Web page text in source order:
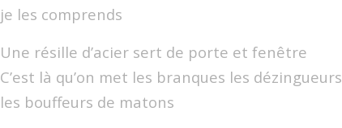
je les comprends
Une résille d’acier sert de porte et fenêtre
C’est là qu’on met les branques les dézingueurs
les bouffeurs de matons